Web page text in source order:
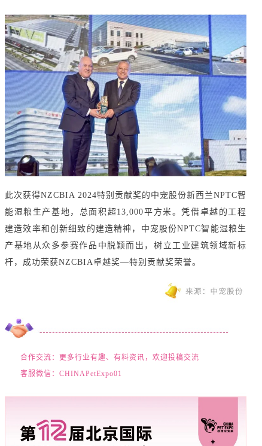
此次获得NZCBIA 2024特别贡献奖的中宠股份新西兰NPTC智
能湿粮生产基地，总面积超13,000平方米。凭借卓越的工程
建造效率和创新细致的建造精神，中宠股份NPTC智能湿粮生
产基地从众多参赛作品中脱颖而出，树立工业建筑领域新标
杆，成功荣获NZCBIA卓越奖—特别贡献奖荣誉。
合作交流：更多行业有趣、有料资讯，欢迎投稿交流
客服微信：CHINAPetExpo01